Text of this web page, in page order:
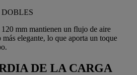
mm mantienen un flujo de aire
elegante, lo que aporta un toque
DE LA CARGA